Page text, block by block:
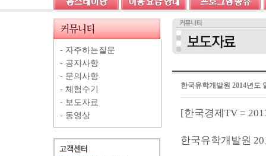
- 자주하는질문
- 공지사항
- 문의사항
- 체험수기
- 보도자료
- 동영상
한국유학개발원 2014년도
[한국경제TV =
한국유학개발원